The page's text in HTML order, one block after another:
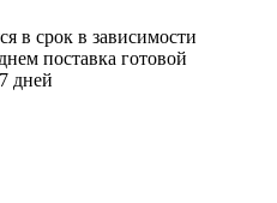
в срок в зависимости
поставка готовой
дней